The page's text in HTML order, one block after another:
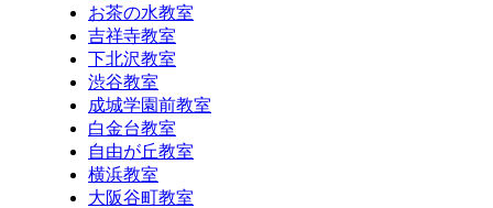
お茶の水教室
吉祥寺教室
下北沢教室
渋谷教室
成城学園前教室
白金台教室
自由が丘教室
横浜教室
大阪谷町教室